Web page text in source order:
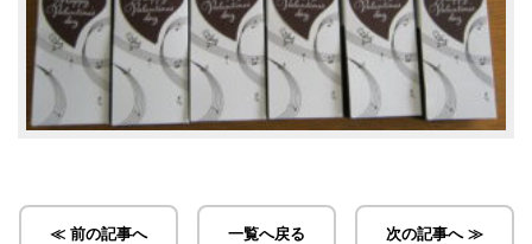
≪ 前の記事へ 一覧へ戻る 次の記事へ ≫